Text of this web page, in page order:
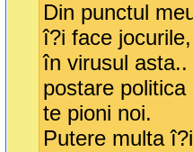
Din punctul
î?i face
în virusul
postare
te pioni noi.
Putere multa